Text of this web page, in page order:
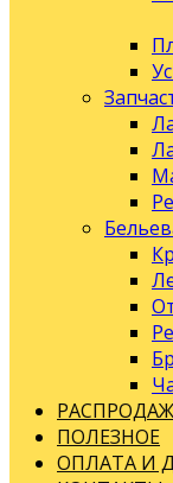
ПОЛЕЗНОЕ
ОПЛАТА И